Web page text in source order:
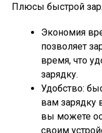
Плюсы быстрой
Экономия
позволяет
время, что
зарядку.
Удобство:
вам зарядку
вы можете
своим